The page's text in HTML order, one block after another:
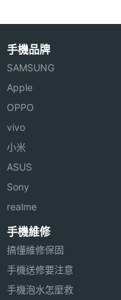
愛好者預置了地形
內建 GPS +
應器、氣壓計、風速
功能，甚至也可以變
的功能幾乎一應俱全
Earl 還有一個 IR 紅
輕鬆操作，感受科技
Sqigle Earl 功能特色
連接與應用
本
機體規格
操作介
面
直式 /
手機品牌
SAMSUNG
Apple
OPPO
vivo
小米
ASUS
Sony
realme
手機維修
搞懂維修保固
手機送修要注意
手機泡水怎麼救